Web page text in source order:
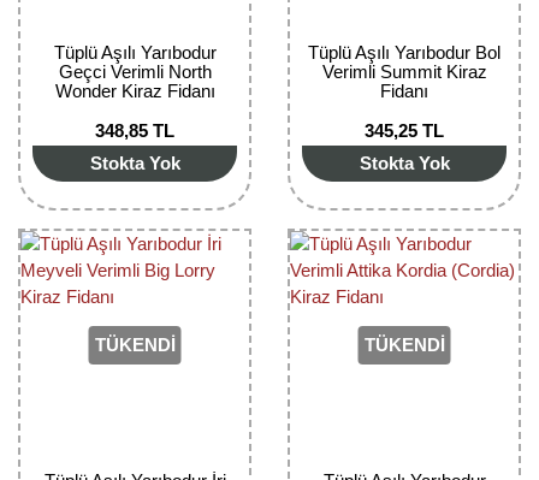
Tüplü Aşılı Yarıbodur
Geçci Verimli North
Wonder Kiraz Fidanı
348,85 TL
Stokta Yok
Tüplü Aşılı Yarıbodur Bol
Verimli Summit Kiraz
Fidanı
345,25 TL
Stokta Yok
TÜKENDİ TÜKENDİ